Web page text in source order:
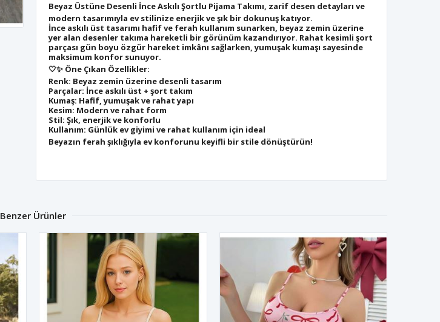
Beyaz Üstüne Desenli İnce Askılı Şortlu Pijama Takımı, zarif desen detayları ve
modern tasarımıyla ev stilinize enerjik ve şık bir dokunuş katıyor.
İnce askılı üst tasarımı hafif ve ferah kullanım sunarken, beyaz zemin üzerine
yer alan desenler takıma hareketli bir görünüm kazandırıyor. Rahat kesimli şort
parçası gün boyu özgür hareket imkânı sağlarken, yumuşak kumaşı sayesinde
maksimum konfor sunuyor.
🤍✨ Öne Çıkan Özellikler:
Renk: Beyaz zemin üzerine desenli tasarım
Parçalar: İnce askılı üst + şort takım
Kumaş: Hafif, yumuşak ve rahat yapı
Kesim: Modern ve rahat form
Stil: Şık, enerjik ve konforlu
Kullanım: Günlük ev giyimi ve rahat kullanım için ideal
Beyazın ferah şıklığıyla ev konforunu keyifli bir stile dönüştürün!
Benzer Ürünler